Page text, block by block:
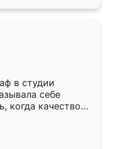
в студии
себе
когда качеством
кухня уже почти